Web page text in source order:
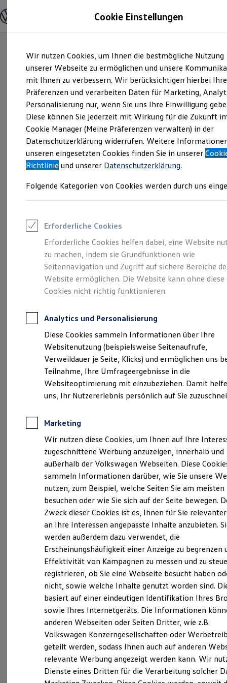
Hauptinhalt
springen
Footer
springen
Modelle und Konfigurator
Modelle vergleichen
Elektroautos
ENERGY Sondermodelle
Nutzfahrzeuge
SUV und CUV
Familienautos
Kombis
Kompaktwagen
Sportwagen
Schnell verfügbare Fahrzeuge
Angebote und Produkte
Aktuelle Angebote
E-Auto-Förderung
Volkswagen Marktplatz
Junge Gebrauchtwagen und Gebrauchtwagen
Saisonangebote
Leasing
Leasing-Angebote
Gebrauchtwagen Leasing
Junge Gebrauchtwagen-Leasing
Elektroauto Leasing
Kleinwagen-Leasing
Leasing ohne Anzahlung
Autokredit mit Schlussrate
Versicherungen und Garantien
Kfz-Versicherung
Restschuldversicherungen
Garantien
Wartungsverträge
Geschäftskunden
Professional Class bei Volkswagen
Großkunden
Behörden
Anpfiff zum Gewinn
Elektroautos
ID. Tutorials
Elektrofahrzeugkonzepte
Reichweite
Reichweite der ID. Modelle
Reichweite im Winter
Laden
Laden unterwegs
Laden Zuhause
Ladezeitensimulator
Batterie
Sicherheit
Garantie und Lebensdauer
Nachhaltigkeit
Technologie
Kosten und Kauf
Verbrauchskosten
Kaufoptionen
E-Auto-Förderung
Software und Konnektivität
Die ID. Software 6
ID. Software Versionen und Updates
Digitale Extras
Schnittstellen zu Ihrem ID.
Eine Klasse für sich.
Der Golf.
Impressum & Rechtliches )
Probefahrt vereinbaren
Fahrzeugangebot anfordern
Servicetermin buchen
Serviceanfrage stellen
Details des Golf
Cookie Einstellungen
Wir nutzen Cookies, um Ihnen die bestmögliche Nutzung
unserer Webseite zu ermöglichen und unsere
mit Ihnen zu verbessern. Wir berücksichtigen hierbei Ihre
Präferenzen und verarbeiten Daten für Marketing,
Personalisierung nur, wenn Sie uns Ihre Einwilligung
Diese können Sie jederzeit mit Wirkung für die Zukunft
Cookie Manager (Meine Präferenzen verwalten) in der
Datenschutzerklärung widerrufen. Weitere
unseren eingesetzten Cookies finden Sie in unserer
Richtlinie und unserer Datenschutzerklärung.
Folgende Kategorien von Cookies werden durch uns
Erforderliche Cookies
Erforderliche Cookies helfen dabei, eine Website
zu machen, indem sie Grundfunktionen wie
Seitennavigation und Zugriff auf sichere Bereiche
Website ermöglichen. Die Website kann ohne diese
Cookies nicht richtig funktionieren.
Analytics und Personalisierung
Diese Cookies sammeln Informationen über Ihre
Websitenutzung (beispielsweise Seitenaufrufe,
Verweildauer je Seite, Klicks) und ermöglichen uns
Teilnahme, Ihre Umfrageergebnisse in die
Websiteoptimierung mit einzubeziehen. Damit
uns, Ihr Nutzererlebnis persönlich auf Sie
Marketing
Wir nutzen diese Cookies, um Ihnen auf Ihre
zugeschnittene Werbung anzuzeigen, innerhalb und
außerhalb der Volkswagen Webseiten. Diese
sammeln Informationen darüber, wie Sie unsere
nutzen, zum Beispiel, welche Seiten Sie am meisten
besuchen oder wie Sie sich auf der Seite bewegen.
Zweck dieser Cookies ist es, Ihnen für Sie
an Ihre Interessen angepasste Inhalte anzubieten.
werden außerdem dazu verwendet, die
Erscheinungshäufigkeit einer Anzeige zu begrenzen
Effektivität von Kampagnen zu messen und zu
registrieren, ob Sie eine Webseite besucht haben
nicht, sowie welche Inhalte genutzt worden sind.
basiert auf einer eindeutigen Identifikation Ihres
sowie Ihres Internetgeräts. Die Informationen
anderen Webseiten oder Seiten Dritter, wie z.B.
Volkswagen Konzerngesellschaften oder
geteilt werden, sodass Ihnen auch auf anderen
relevante Werbung angezeigt werden kann. Wir
Dienste eines Dritten für die Verarbeitung solcher